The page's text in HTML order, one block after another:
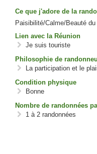
Ce que j'adore de la
Paisibilité/Calme/Beauté
Lien avec la Réunion
Je suis touriste
Philosophie de
La participation et le
Condition physique
Bonne
Nombre de randonnées
1 à 2 randonnées